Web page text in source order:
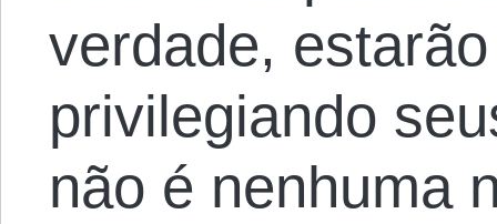
verdade,
privilegiando
não é nenhuma